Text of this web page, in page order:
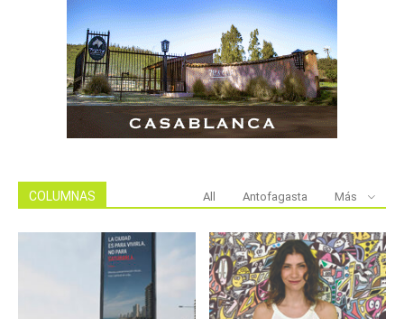
COLUMNAS All Antofagasta Más